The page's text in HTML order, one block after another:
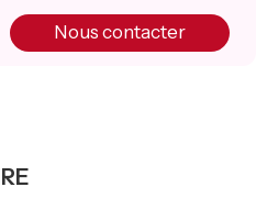
Nous contacter
presse